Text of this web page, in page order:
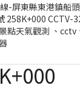
-屏東縣東港鎮船
258K+000 CCTV-
點天氣觀測 、cctv